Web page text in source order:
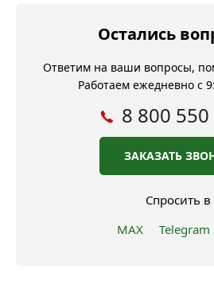
Остались
Ответим на ваши вопросы,
Работаем ежедневно с
8 800
ЗАКАЗАТЬ
Спросить в
MAX
Telegram